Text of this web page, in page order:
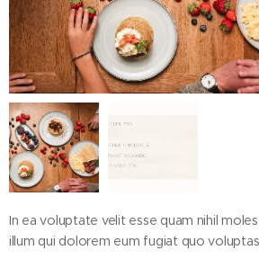
In ea voluptate velit esse quam nihil
illum qui dolorem eum fugiat quo